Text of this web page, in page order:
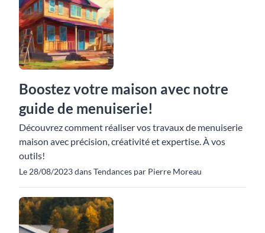
Boostez votre maison avec notre
guide de menuiserie!
Découvrez comment réaliser vos travaux de menuiserie
maison avec précision, créativité et expertise. À vos
outils!
Le 28/08/2023 dans Tendances par Pierre Moreau